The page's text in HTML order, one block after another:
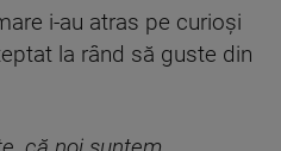
i-au atras pe curioşi
la rând să guste din